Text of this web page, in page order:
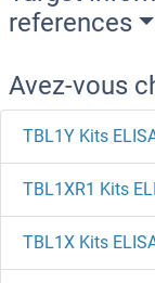
references
Avez-vous
TBL1Y Kits
TBL1XR1 Kits
TBL1X Kits